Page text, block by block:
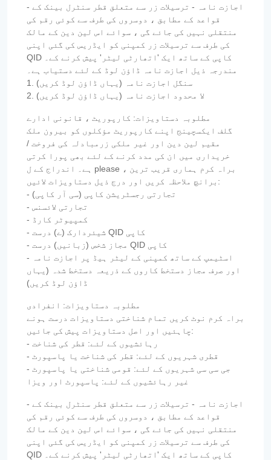
- اجازت نامہ - ترسیلات زر سے متعلق قطر سنٹرل بینک کے
قواعد کے مطابق ، دوسروں کی طرف سے کوئی رقم کی
منتقلی نہیں کی جائے گی ، سوائے اس لین دین کے مالک
کی طرف سے ترسیلات زر کمپنی کو ایڈریس کی گئی اپنی
QID کاپی کے ساتھ ایک 'اتھارٹی لیٹر' پیش کرنے کے۔
مندرجہ ذیل اجازت نامہ ڈاؤن لوڈ کے لئے دستیاب ہے۔
1. سنگل اجازت نامہ (یہاں ڈاؤن لوڈ کریں)
2. لا محدود اجازت نامہ (یہاں ڈاؤن لوڈ کریں)
مطلوبہ دستاویزات: کارپوریٹ ، قانونی ادارے
گلف ایکسچینج اپنے کارپوریٹ مؤکلوں کو بیرون ملک
مقیم لین دین اور غیر ملکی زرمبادلہ کی فروخت /
خریداری میں ان کی مدد کرنے کے لئے بھی پورا کرتی
ہے۔ اندراج کے ل please ، براہ کرم ہماری قریب ترین
برانچ ملاحظہ کریں اور درج ذیل دستاویزات لائیں:
- تجارتی رجسٹریشن کاپی (سی آر کاپی)
- تجارتی لائسنس
- کمپیوٹر کارڈ
- شیئردارک (ے) درست QID کاپی
- مجاز شخص (زبانیں) درست QID کاپی
- اسٹیمپ کے ساتھ کمپنی کے لیٹر ہیڈ پر اجازت نامہ
اور صرف مجاز دستخط کاروں کے ذریعہ دستخط شدہ (یہاں
ڈاؤن لوڈ کریں)
مطلوبہ دستاویزات: انفرادی
براہ کرم نوٹ کریں تمام شناختی دستاویزات درست ہونے
چاہئیں اور اصل دستاویزات پیش کی جائیں:
- رہائشیوں کے لئے: قطر کی شناخت
- قطری شہریوں کے لئے: قطر کی شناخت یا پاسپورٹ
- جی سی سی شہریوں کے لئے: قومی شناختی یا پاسپورٹ
غیر رہائشیوں کے لئے: پاسپورٹ اور ویزا
- اجازت نامہ - ترسیلات زر سے متعلق قطر سنٹرل بینک کے
قواعد کے مطابق ، دوسروں کی طرف سے کوئی رقم کی
منتقلی نہیں کی جائے گی ، سوائے اس لین دین کے مالک
کی طرف سے ترسیلات زر کمپنی کو ایڈریس کی گئی اپنی
QID کاپی کے ساتھ ایک 'اتھارٹی لیٹر' پیش کرنے کے۔